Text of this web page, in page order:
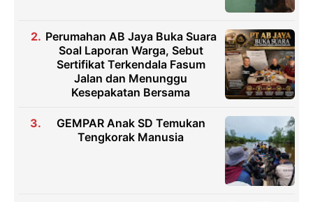
Perumahan AB Jaya Buka Suara
Soal Laporan Warga, Sebut
Sertifikat Terkendala Fasum
Jalan dan Menunggu
Kesepakatan Bersama
GEMPAR Anak SD Temukan
Tengkorak Manusia